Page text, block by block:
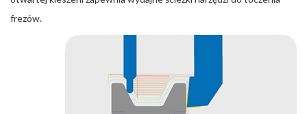
frezów.